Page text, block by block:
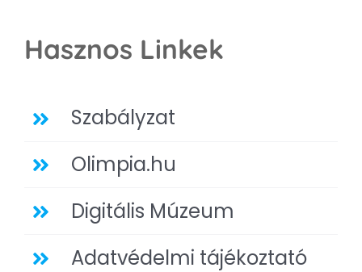
Hasznos Linkek
Szabályzat
Olimpia.hu
Digitális Múzeum
Adatvédelmi tájékoztató